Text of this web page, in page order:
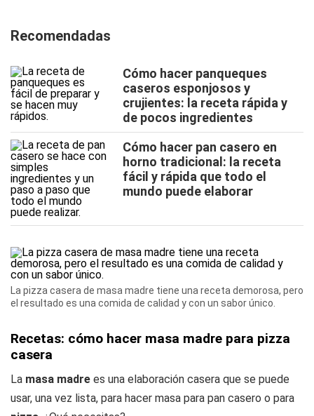
Recomendadas
Cómo hacer panqueques
caseros esponjosos y
crujientes: la receta rápida y
de pocos ingredientes
Cómo hacer pan casero en
horno tradicional: la receta
fácil y rápida que todo el
mundo puede elaborar
La pizza casera de masa madre tiene una receta demorosa, pero
el resultado es una comida de calidad y con un sabor único.
Recetas: cómo hacer masa madre para pizza
casera
La masa madre es una elaboración casera que se puede
usar, una vez lista, para hacer masa para pan casero o para